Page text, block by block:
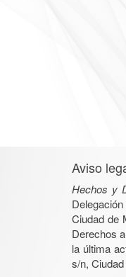
Aviso
Hechos y
Ciudad de
Derechos
la última
s/n,